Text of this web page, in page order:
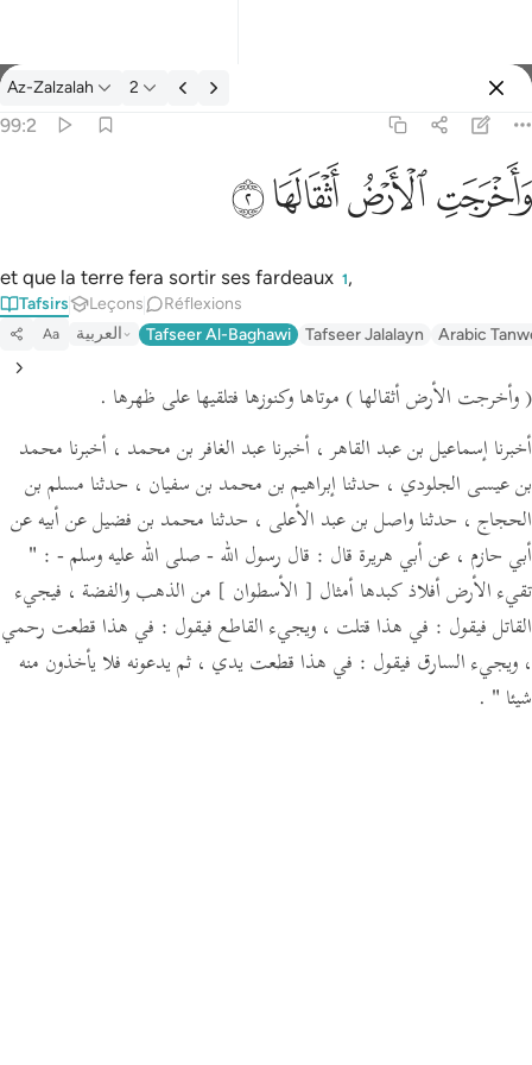
Tafsir: Az-Zalzalah 99:2
Az-Zalzalah 2
99:2
ﱺﱻﱼﱽ
et que la terre fera sortir ses fardeaux 1,
Tafsirs Leçons Réflexions
Aa العربية Tafseer Al-Baghawi Tafseer Jalalayn Arabic
( وأخرجت الأرض أثقالها ) موتاها وكنوزها فتلقيها على ظهرها .
أخبرنا إسماعيل بن عبد القاهر ، أخبرنا عبد الغافر بن محمد ، أخبرنا محمد
بن عيسى الجلودي ، حدثنا إبراهيم بن محمد بن سفيان ، حدثنا مسلم بن
الحجاج ، حدثنا واصل بن عبد الأعلى ، حدثنا محمد بن فضيل عن أبيه عن
أبي حازم ، عن أبي هريرة قال : قال رسول الله - صلى الله عليه وسلم - :
"
تقيء الأرض أفلاذ كبدها أمثال [ الأسطوان ] من الذهب والفضة ، فيجيء
القاتل فيقول : في هذا قتلت ، ويجيء القاطع فيقول : في هذا قطعت رحمي
، ويجيء السارق فيقول : في هذا قطعت يدي ، ثم يدعونه فلا يأخذون منه
شيئا " .